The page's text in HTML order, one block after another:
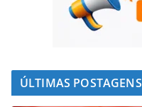
ÚLTIMAS POSTAGENS